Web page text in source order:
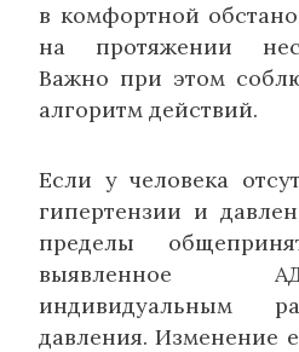
в комфортной
на протяжении
Важно при этом
алгоритм действий.
Если у человека
гипертензии и
пределы
выявленное
индивидуальным
давления. Изменение